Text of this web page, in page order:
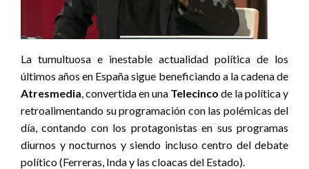
La tumultuosa e inestable actualidad política de los
últimos años en España sigue beneficiando a la cadena de
Atresmedia , convertida en una Telecinco de la política y
retroalimentando su programación con las polémicas del
día, contando con los protagonistas en sus programas
diurnos y nocturnos y siendo incluso centro del debate
político (Ferreras, Inda y las cloacas del Estado).